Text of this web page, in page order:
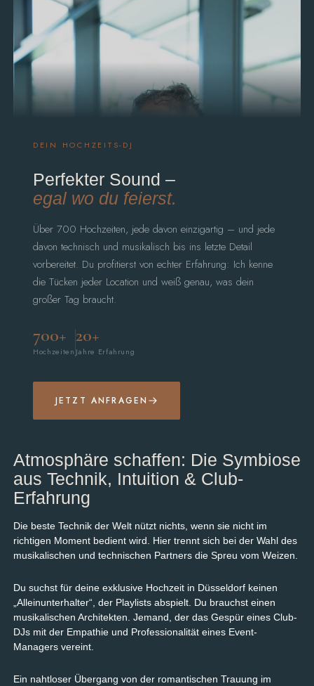
DEIN HOCHZEITS-DJ
Perfekter Sound –
egal wo du feierst.
Über 700 Hochzeiten, jede davon einzigartig – und jede
davon technisch und musikalisch bis ins letzte Detail
vorbereitet. Du profitierst von echter Erfahrung: Ich kenne
die Tücken jeder Location und weiß genau, was dein
großer Tag braucht.
700+
Hochzeiten
20+
Jahre Erfahrung
JETZT ANFRAGEN
Atmosphäre schaffen: Die Symbiose
aus Technik, Intuition & Club-
Erfahrung
Die beste Technik der Welt nützt nichts, wenn sie nicht im
richtigen Moment bedient wird. Hier trennt sich bei der Wahl des
musikalischen und technischen Partners die Spreu vom Weizen.
Du suchst für deine exklusive Hochzeit in Düsseldorf keinen
„Alleinunterhalter“, der Playlists abspielt. Du brauchst einen
musikalischen Architekten. Jemand, der das Gespür eines Club-
DJs mit der Empathie und Professionalität eines Event-
Managers vereint.
Ein nahtloser Übergang von der romantischen Trauung im